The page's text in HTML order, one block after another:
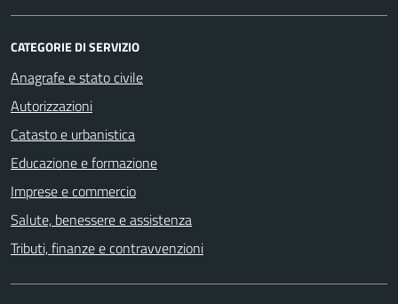
CATEGORIE DI SERVIZIO
Anagrafe e stato civile
Autorizzazioni
Catasto e urbanistica
Educazione e formazione
Imprese e commercio
Salute, benessere e assistenza
Tributi, finanze e contravvenzioni